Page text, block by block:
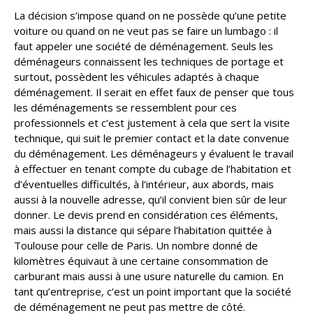
La décision s’impose quand on ne possède qu’une petite
voiture ou quand on ne veut pas se faire un lumbago : il
faut appeler une société de déménagement. Seuls les
déménageurs connaissent les techniques de portage et
surtout, possèdent les véhicules adaptés à chaque
déménagement. Il serait en effet faux de penser que tous
les déménagements se ressemblent pour ces
professionnels et c’est justement à cela que sert la visite
technique, qui suit le premier contact et la date convenue
du déménagement. Les déménageurs y évaluent le travail
à effectuer en tenant compte du cubage de l’habitation et
d’éventuelles difficultés, à l’intérieur, aux abords, mais
aussi à la nouvelle adresse, qu’il convient bien sûr de leur
donner. Le devis prend en considération ces éléments,
mais aussi la distance qui sépare l’habitation quittée à
Toulouse pour celle de Paris. Un nombre donné de
kilomètres équivaut à une certaine consommation de
carburant mais aussi à une usure naturelle du camion. En
tant qu’entreprise, c’est un point important que la société
de déménagement ne peut pas mettre de côté.